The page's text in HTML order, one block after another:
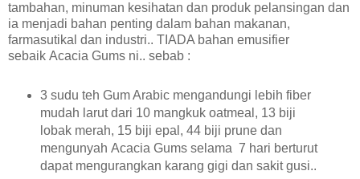
tambahan, minuman kesihatan dan produk pelansingan dan
ia menjadi bahan penting dalam bahan makanan,
farmasutikal dan industri.. TIADA bahan emusifier
sebaik Acacia Gums ni.. sebab :
3 sudu teh Gum Arabic mengandungi lebih fiber
mudah larut dari 10 mangkuk oatmeal, 13 biji
lobak merah, 15 biji epal, 44 biji prune dan
mengunyah Acacia Gums selama 7 hari berturut
dapat mengurangkan karang gigi dan sakit gusi..